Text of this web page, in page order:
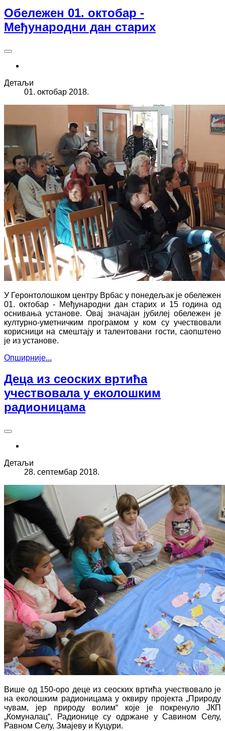
Oбележен 01. октобар -
Међународни дан старих
Детаљи
01. октобар 2018.
У Геронтолошком центру Врбас у понедељак је обележен
01. октобар - Међународни дан старих и 15 година од
оснивања установе. Овај значајан јубилеј обележен је
културно-уметничким програмом у ком су учествовали
корисници на смештају и талентовани гости, саопштено
је из установе.
Опширније...
Деца из сеоских вртића
учествовала у еколошким
радионицама
Детаљи
28. септембар 2018.
Више од 150-оро деце из сеоских вртића учествовало је
на еколошким радионицама у оквиру пројекта „Природу
чувам, јер природу волим“ које је покренуло ЈКП
„Комуналац“. Радионице су одржане у Савином Селу,
Равном Селу, Змајеву и Куцури.